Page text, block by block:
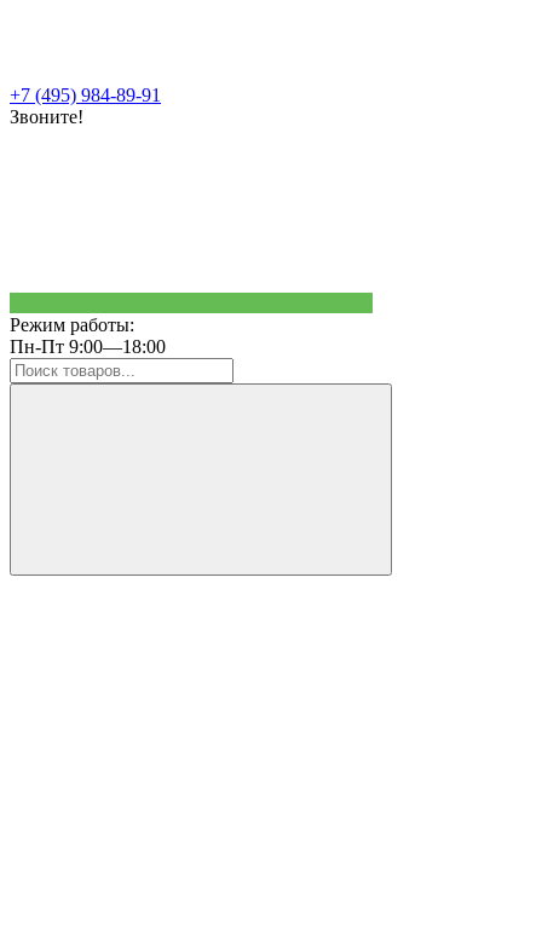
+7 (495) 984-89-91
Звоните!
Режим работы:
Пн-Пт 9:00—18:00